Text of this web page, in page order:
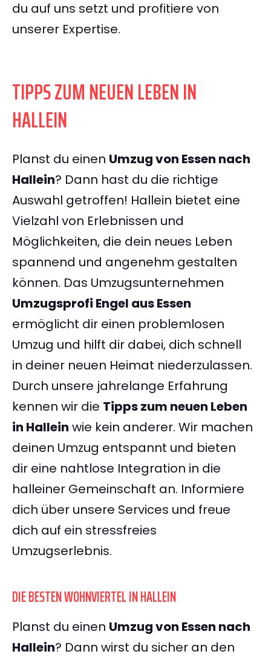
du auf uns setzt und profitiere von
unserer Expertise.
TIPPS ZUM NEUEN LEBEN IN
HALLEIN
Planst du einen Umzug von Essen nach
Hallein? Dann hast du die richtige
Auswahl getroffen! Hallein bietet eine
Vielzahl von Erlebnissen und
Möglichkeiten, die dein neues Leben
spannend und angenehm gestalten
können. Das Umzugsunternehmen
Umzugsprofi Engel aus Essen
ermöglicht dir einen problemlosen
Umzug und hilft dir dabei, dich schnell
in deiner neuen Heimat niederzulassen.
Durch unsere jahrelange Erfahrung
kennen wir die Tipps zum neuen Leben
in Hallein wie kein anderer. Wir machen
deinen Umzug entspannt und bieten
dir eine nahtlose Integration in die
halleiner Gemeinschaft an. Informiere
dich über unsere Services und freue
dich auf ein stressfreies
Umzugserlebnis.
DIE BESTEN WOHNVIERTEL IN HALLEIN
Planst du einen Umzug von Essen nach
Hallein? Dann wirst du sicher an den